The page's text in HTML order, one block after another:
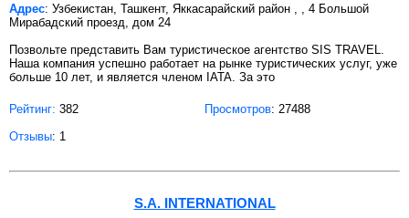
Адрес: Узбекистан, Ташкент, Яккасарайский район , , 4 Большой
Мирабадский проезд, дом 24
Позвольте представить Вам туристическое агентство SIS TRAVEL.
Наша компания успешно работает на рынке туристических услуг, уже
больше 10 лет, и является членом IATA. За это
Рейтинг: 382 Просмотров: 27488
Отзывы: 1
S.A. INTERNATIONAL